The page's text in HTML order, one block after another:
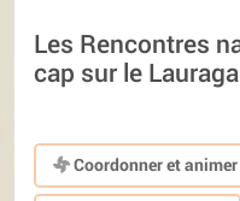
Les Rencontres
cap sur le
Coordonner et animer